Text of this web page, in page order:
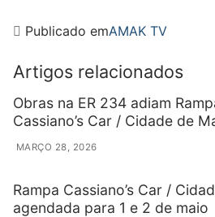
Publicado emAMAK TV
Artigos relacionados
Obras na ER 234 adiam
Cassiano’s Car / Cidade de
MARÇO 28, 2026
Rampa Cassiano’s Car /
agendada para 1 e 2 de maio